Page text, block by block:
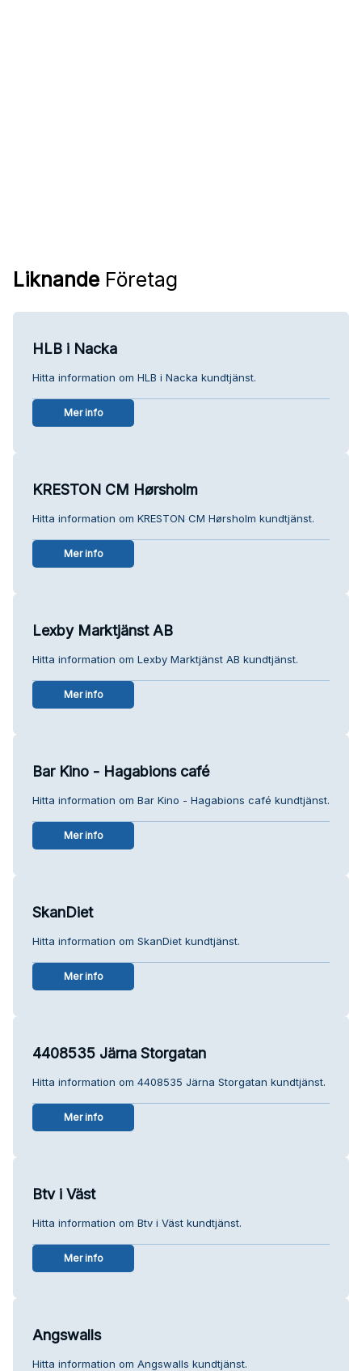
Liknande Företag
HLB i Nacka
Hitta information om HLB i Nacka kundtjänst.
Mer info
KRESTON CM Hørsholm
Hitta information om KRESTON CM Hørsholm kundtjänst.
Mer info
Lexby Marktjänst AB
Hitta information om Lexby Marktjänst AB kundtjänst.
Mer info
Bar Kino - Hagabions café
Hitta information om Bar Kino - Hagabions café kundtjänst.
Mer info
SkanDiet
Hitta information om SkanDiet kundtjänst.
Mer info
4408535 Järna Storgatan
Hitta information om 4408535 Järna Storgatan kundtjänst.
Mer info
Btv i Väst
Hitta information om Btv i Väst kundtjänst.
Mer info
Angswalls
Hitta information om Angswalls kundtjänst.